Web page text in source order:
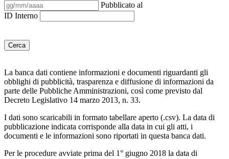
Pubblicato al
ID Interno
Cerca
La banca dati contiene informazioni e documenti riguardanti gli
obblighi di pubblicità, trasparenza e diffusione di informazioni da
parte delle Pubbliche Amministrazioni, così come previsto dal
Decreto Legislativo 14 marzo 2013, n. 33.
I dati sono scaricabili in formato tabellare aperto (.csv). La data di
pubblicazione indicata corrisponde alla data in cui gli atti, i
documenti e le informazioni sono riportati in questa banca dati.
Per le procedure avviate prima del 1° giugno 2018 la data di